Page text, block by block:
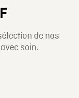
de nos
soin.